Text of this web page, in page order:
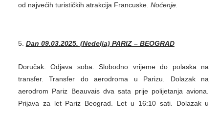
od najvećih turističkih atrakcija Francuske. Noćenje.
Dan 09.03.2025. (Nedelja) PARIZ – BEOGRAD
Doručak. Odjava soba. Slobodno vrijeme do polaska na
transfer. Transfer do aerodroma u Parizu. Dolazak na
aerodrom Pariz Beauvais dva sata prije polijetanja aviona.
Prijava za let Pariz Beograd. Let u 16:10 sati. Dolazak u